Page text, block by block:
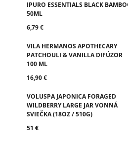
IPURO ESSENTIALS BLACK
50ML
6,79 €
VILA HERMANOS APOTHECARY
PATCHOULI & VANILLA DIFÚZOR
100 ML
16,90 €
VOLUSPA JAPONICA FORAGED
WILDBERRY LARGE JAR VONNÁ
SVIEČKA (18OZ / 510G)
51 €